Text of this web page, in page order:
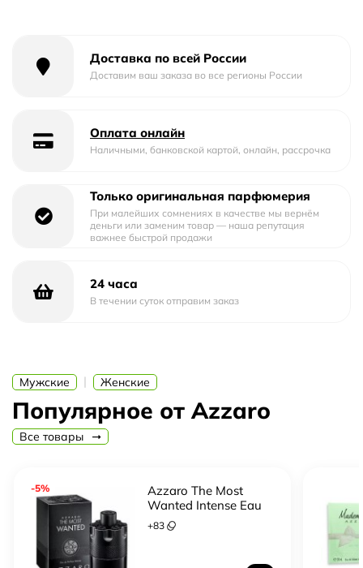
Доставка по всей России
Доставим ваш заказа во все регионы России
Оплата онлайн
Наличными, банковской картой, онлайн, рассрочка
Только оригинальная парфюмерия
При малейших сомнениях в качестве мы вернём
деньги или заменим товар — наша репутация
важнее быстрой продажи
24 часа
В течении суток отправим заказ
Мужские | Женские
Популярное от Azzaro
Все товары
-5%
Azzaro The Most
Wanted Intense Eau
De Parfum
+83